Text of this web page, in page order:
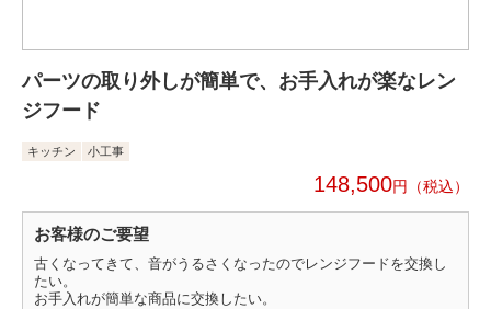
パーツの取り外しが簡単で、お手入れが楽なレン
ジフード
キッチン 小工事
148,500円
お客様のご要望
古くなってきて、音がうるさくなったのでレンジフードを交換し
たい。
お手入れが簡単な商品に交換したい。